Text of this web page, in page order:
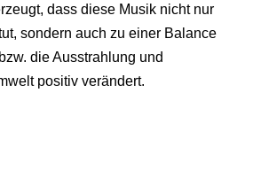
dass diese Musik nicht nur
sondern auch zu einer Balance
die Ausstrahlung und
positiv verändert.